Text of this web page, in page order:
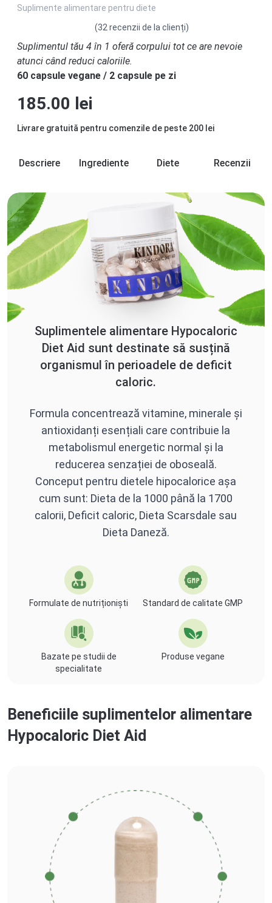
Suplimente alimentare pentru diete
(32 recenzii de la clienți)
Suplimentul tău 4 în 1 oferă corpului tot ce are nevoie
atunci când reduci caloriile.
60 capsule vegane / 2 capsule pe zi
185.00 lei
Livrare gratuită pentru comenzile de peste 200 lei
Descriere Ingrediente Diete Recenzii
Suplimentele alimentare Hypocaloric
Diet Aid sunt destinate să susțină
organismul în perioadele de deficit
caloric.
Formula concentrează vitamine, minerale și
antioxidanți esențiali care contribuie la
metabolismul energetic normal și la
reducerea senzației de oboseală.
Conceput pentru dietele hipocalorice așa
cum sunt: Dieta de la 1000 până la 1700
calorii, Deficit caloric, Dieta Scarsdale sau
Dieta Daneză.
Formulate de nutriționiști Standard de calitate GMP
Bazate pe studii de
specialitate
Produse vegane
Beneficiile suplimentelor alimentare
Hypocaloric Diet Aid